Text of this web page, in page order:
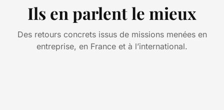
Ils en parlent le mieux
Des retours concrets issus de missions menées en
entreprise, en France et à l’international.